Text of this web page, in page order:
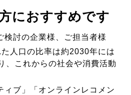
におすすめです
検討の企業様、ご担当者様
人口の比率は約2030年には
、これからの社会や消費活動
ィブ」「オンラインレコメン